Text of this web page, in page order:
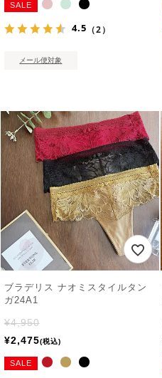
SALE
4.5 （2）
メール便対象
ブラデリス ナオミスタイルタン
ガ24A1
¥4,950
¥2,475 税込
SALE